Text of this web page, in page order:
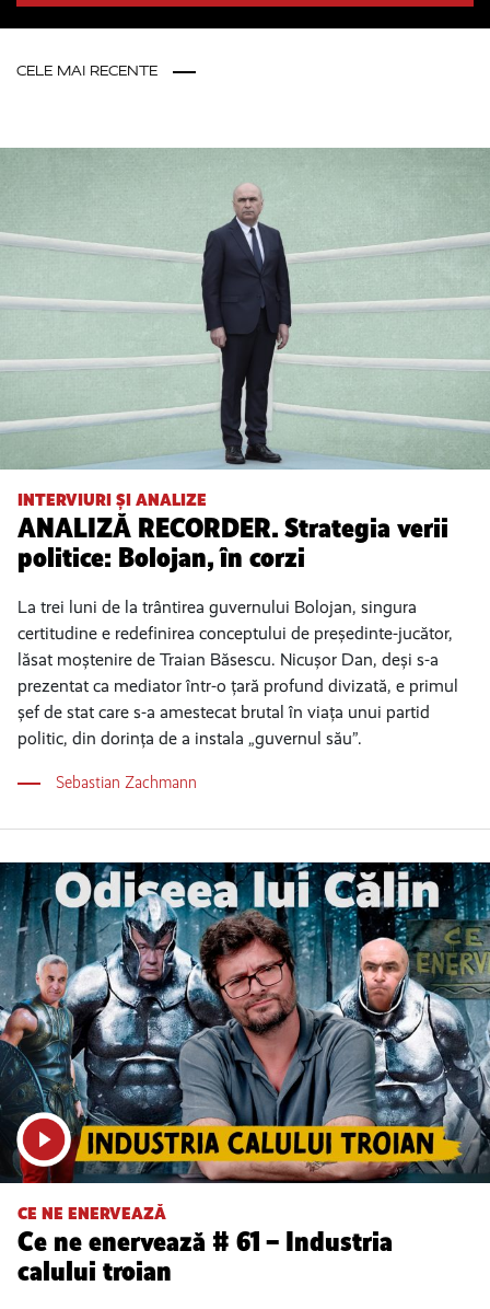
CELE MAI RECENTE
INTERVIURI ȘI ANALIZE
ANALIZĂ RECORDER. Strategia verii
politice: Bolojan, în corzi
La trei luni de la trântirea guvernului Bolojan, singura
certitudine e redefinirea conceptului de președinte-jucător,
lăsat moștenire de Traian Băsescu. Nicușor Dan, deși s-a
prezentat ca mediator într-o țară profund divizată, e primul
șef de stat care s-a amestecat brutal în viața unui partid
politic, din dorința de a instala „guvernul său”.
Sebastian Zachmann
CE NE ENERVEAZĂ
Ce ne enervează # 61 – Industria
calului troian